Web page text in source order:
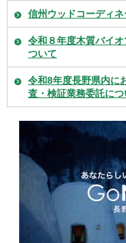
信州ウッドコーディ
令和８年度木質バイ
ついて
令和8年度長野県内に
査・検証業務委託につ